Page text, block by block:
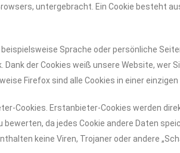
untergebracht. Ein Cookie besteht
Sprache oder persönliche
der Cookies weiß unsere Website,
Firefox sind alle Cookies in einer
Cookies. Erstanbieter-Cookies werden
da jedes Cookie andere Daten
keine Viren, Trojaner oder andere